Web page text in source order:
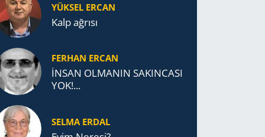
YÜKSEL ERCAN
Kalp ağrısı
FERHAN ERCAN
İNSAN OLMANIN SAKINCASI
YOK!...
SELMA ERDAL